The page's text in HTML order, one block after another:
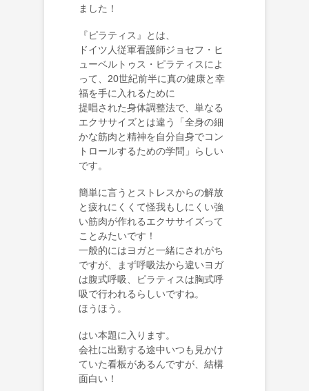
ました！
『ピラティス』とは、
ドイツ人従軍看護師ジョセフ・ヒ
ューベルトゥス・ピラティスによ
って、20世紀前半に真の健康と幸
福を手に入れるために
提唱された身体調整法で、 単なる
エクササイズとは違う「全身の細
かな筋肉と精神を自分自身でコン
トロールするための学問」らしい
です。
簡単に言うとストレスからの解放
と疲れにくくて怪我もしにくい強
い筋肉が作れるエクササイズって
ことみたいです！
一般的にはヨガと一緒にされがち
ですが、まず呼吸法から違いヨガ
は腹式呼吸、ピラティスは胸式呼
吸で行われるらしいですね。
ほうほう。
はい本題に入ります。
会社に出勤する途中いつも見かけ
ていた看板があるんですが、結構
面白い！